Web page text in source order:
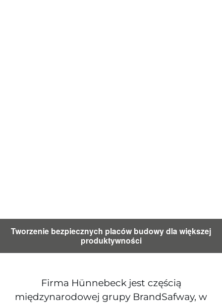
Tworzenie bezpiecznych placów budowy dla większej
produktywności
Firma Hünnebeck jest częścią
międzynarodowej grupy BrandSafway, w